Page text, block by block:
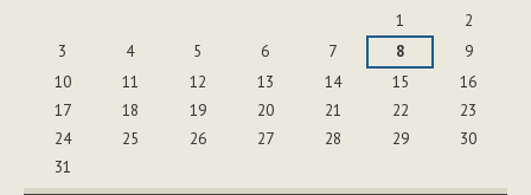
1
2
3
4 5 6 7 8
9
10
11 12 13 14 15
16
17
18 19 20 21 22
23
24
25 26 27 28 29
30
31